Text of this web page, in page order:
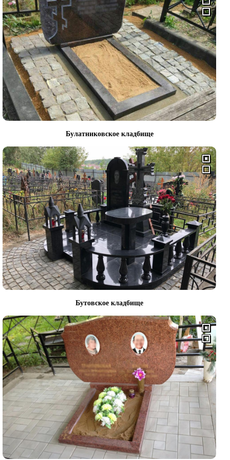
Булатниковское кладбище
Бутовское кладбище